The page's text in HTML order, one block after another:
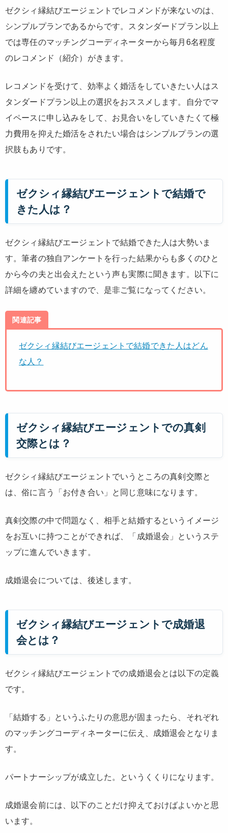
ゼクシィ縁結びエージェントでレコメンドが来ないのは、
シンプルプランであるからです。スタンダードプラン以上
では専任のマッチングコーディネーターから毎月6名程度
のレコメンド（紹介）がきます。
レコメンドを受けて、効率よく婚活をしていきたい人はス
タンダードプラン以上の選択をおススメします。自分でマ
イペースに申し込みをして、お見合いをしていきたくて極
力費用を抑えた婚活をされたい場合はシンプルプランの選
択肢もありです。
ゼクシィ縁結びエージェントで結婚で
きた人は？
ゼクシィ縁結びエージェントで結婚できた人は大勢いま
す。筆者の独自アンケートを行った結果からも多くのひと
から今の夫と出会えたという声も実際に聞きます。以下に
詳細を纏めていますので、是非ご覧になってください。
関連記事
ゼクシィ縁結びエージェントで結婚できた人はどん
な人？
ゼクシィ縁結びエージェントでの真剣
交際とは？
ゼクシィ縁結びエージェントでいうところの真剣交際と
は、俗に言う「お付き合い」と同じ意味になります。
真剣交際の中で問題なく、相手と結婚するというイメージ
をお互いに持つことができれば、「成婚退会」というステ
ップに進んでいきます。
成婚退会については、後述します。
ゼクシィ縁結びエージェントで成婚退
会とは？
ゼクシィ縁結びエージェントでの成婚退会とは以下の定義
です。
「結婚する」というふたりの意思が固まったら、それぞれ
のマッチングコーディネーターに伝え、成婚退会となりま
す。
パートナーシップが成立した。というくくりになります。
成婚退会前には、以下のことだけ抑えておけばよいかと思
います。